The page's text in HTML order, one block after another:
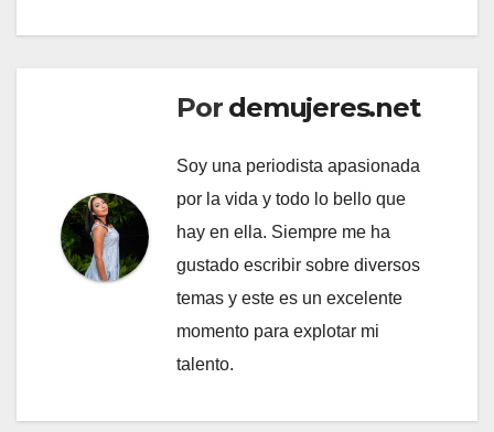
Por demujeres.net
Soy una periodista apasionada
por la vida y todo lo bello que
hay en ella. Siempre me ha
gustado escribir sobre diversos
temas y este es un excelente
momento para explotar mi
talento.